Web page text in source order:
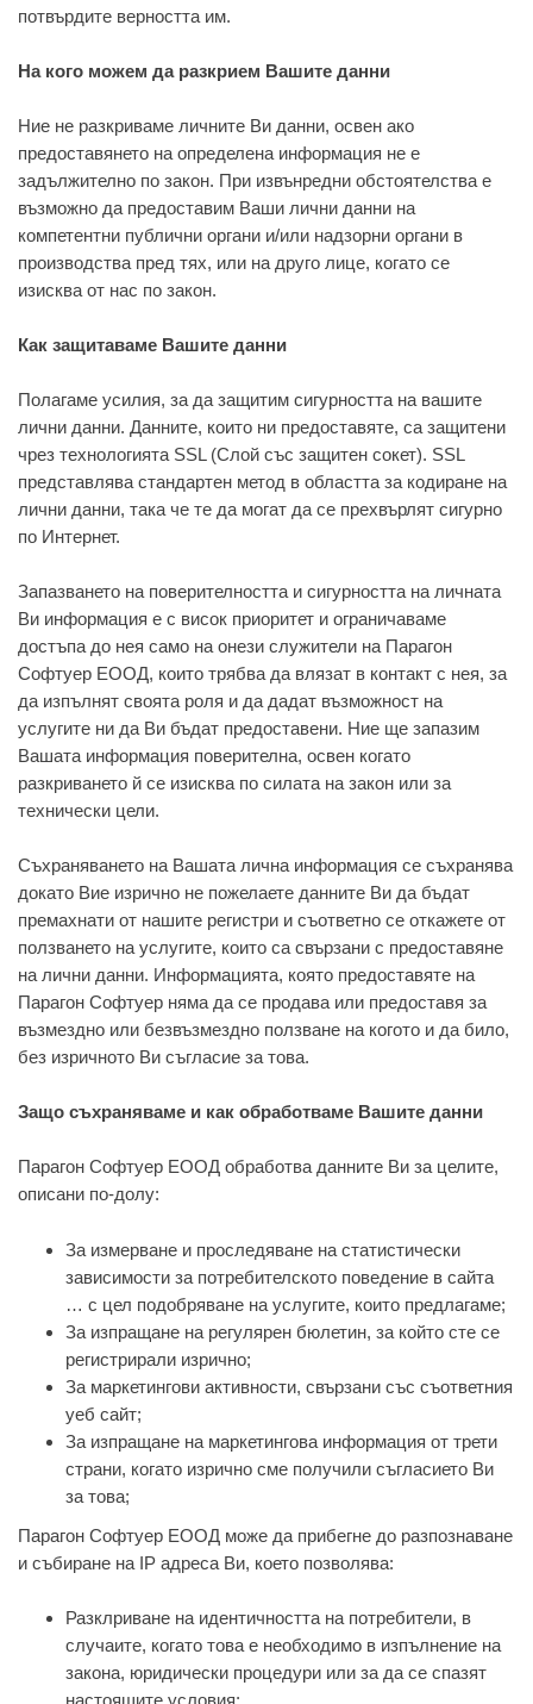
потвърдите верността им.
На кого можем да разкрием Вашите данни
Ние не разкриваме личните Ви данни, освен ако
предоставянето на определена информация не е
задължително по закон. При извънредни обстоятелства е
възможно да предоставим Ваши лични данни на
компетентни публични органи и/или надзорни органи в
производства пред тях, или на друго лице, когато се
изисква от нас по закон.
Как защитаваме Вашите данни
Полагаме усилия, за да защитим сигурността на вашите
лични данни. Данните, които ни предоставяте, са защитени
чрез технологията SSL (Слой със защитен сокет). SSL
представлява стандартен метод в областта за кодиране на
лични данни, така че те да могат да се прехвърлят сигурно
по Интернет.
Запазването на поверителността и сигурността на личната
Ви информация е с висок приоритет и ограничаваме
достъпа до нея само на онези служители на Парагон
Софтуер ЕООД, които трябва да влязат в контакт с нея, за
да изпълнят своята роля и да дадат възможност на
услугите ни да Ви бъдат предоставени. Ние ще запазим
Вашата информация поверителна, освен когато
разкриването й се изисква по силата на закон или за
технически цели.
Съхраняването на Вашата лична информация се съхранява
докато Вие изрично не пожелаете данните Ви да бъдат
премахнати от нашите регистри и съответно се откажете от
ползването на услугите, които са свързани с предоставяне
на лични данни. Информацията, която предоставяте на
Парагон Софтуер няма да се продава или предоставя за
възмездно или безвъзмездно ползване на когото и да било,
без изричното Ви съгласие за това.
Защо съхраняваме и как обработваме Вашите данни
Парагон Софтуер ЕООД обработва данните Ви за целите,
описани по-долу:
За измерване и проследяване на статистически
зависимости за потребителското поведение в сайта
… с цел подобряване на услугите, които предлагаме;
За изпращане на регулярен бюлетин, за който сте се
регистрирали изрично;
За маркетингови активности, свързани със съответния
уеб сайт;
За изпращане на маркетингова информация от трети
страни, когато изрично сме получили съгласието Ви
за това;
Парагон Софтуер ЕООД може да прибегне до разпознаване
и събиране на IP адреса Ви, което позволява:
Разклриване на идентичността на потребители, в
случаите, когато това е необходимо в изпълнение на
закона, юридически процедури или за да се спазят
настоящите условия;